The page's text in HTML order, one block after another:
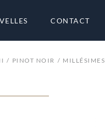
CONTACT
PINOT NOIR MILLÉSIMES